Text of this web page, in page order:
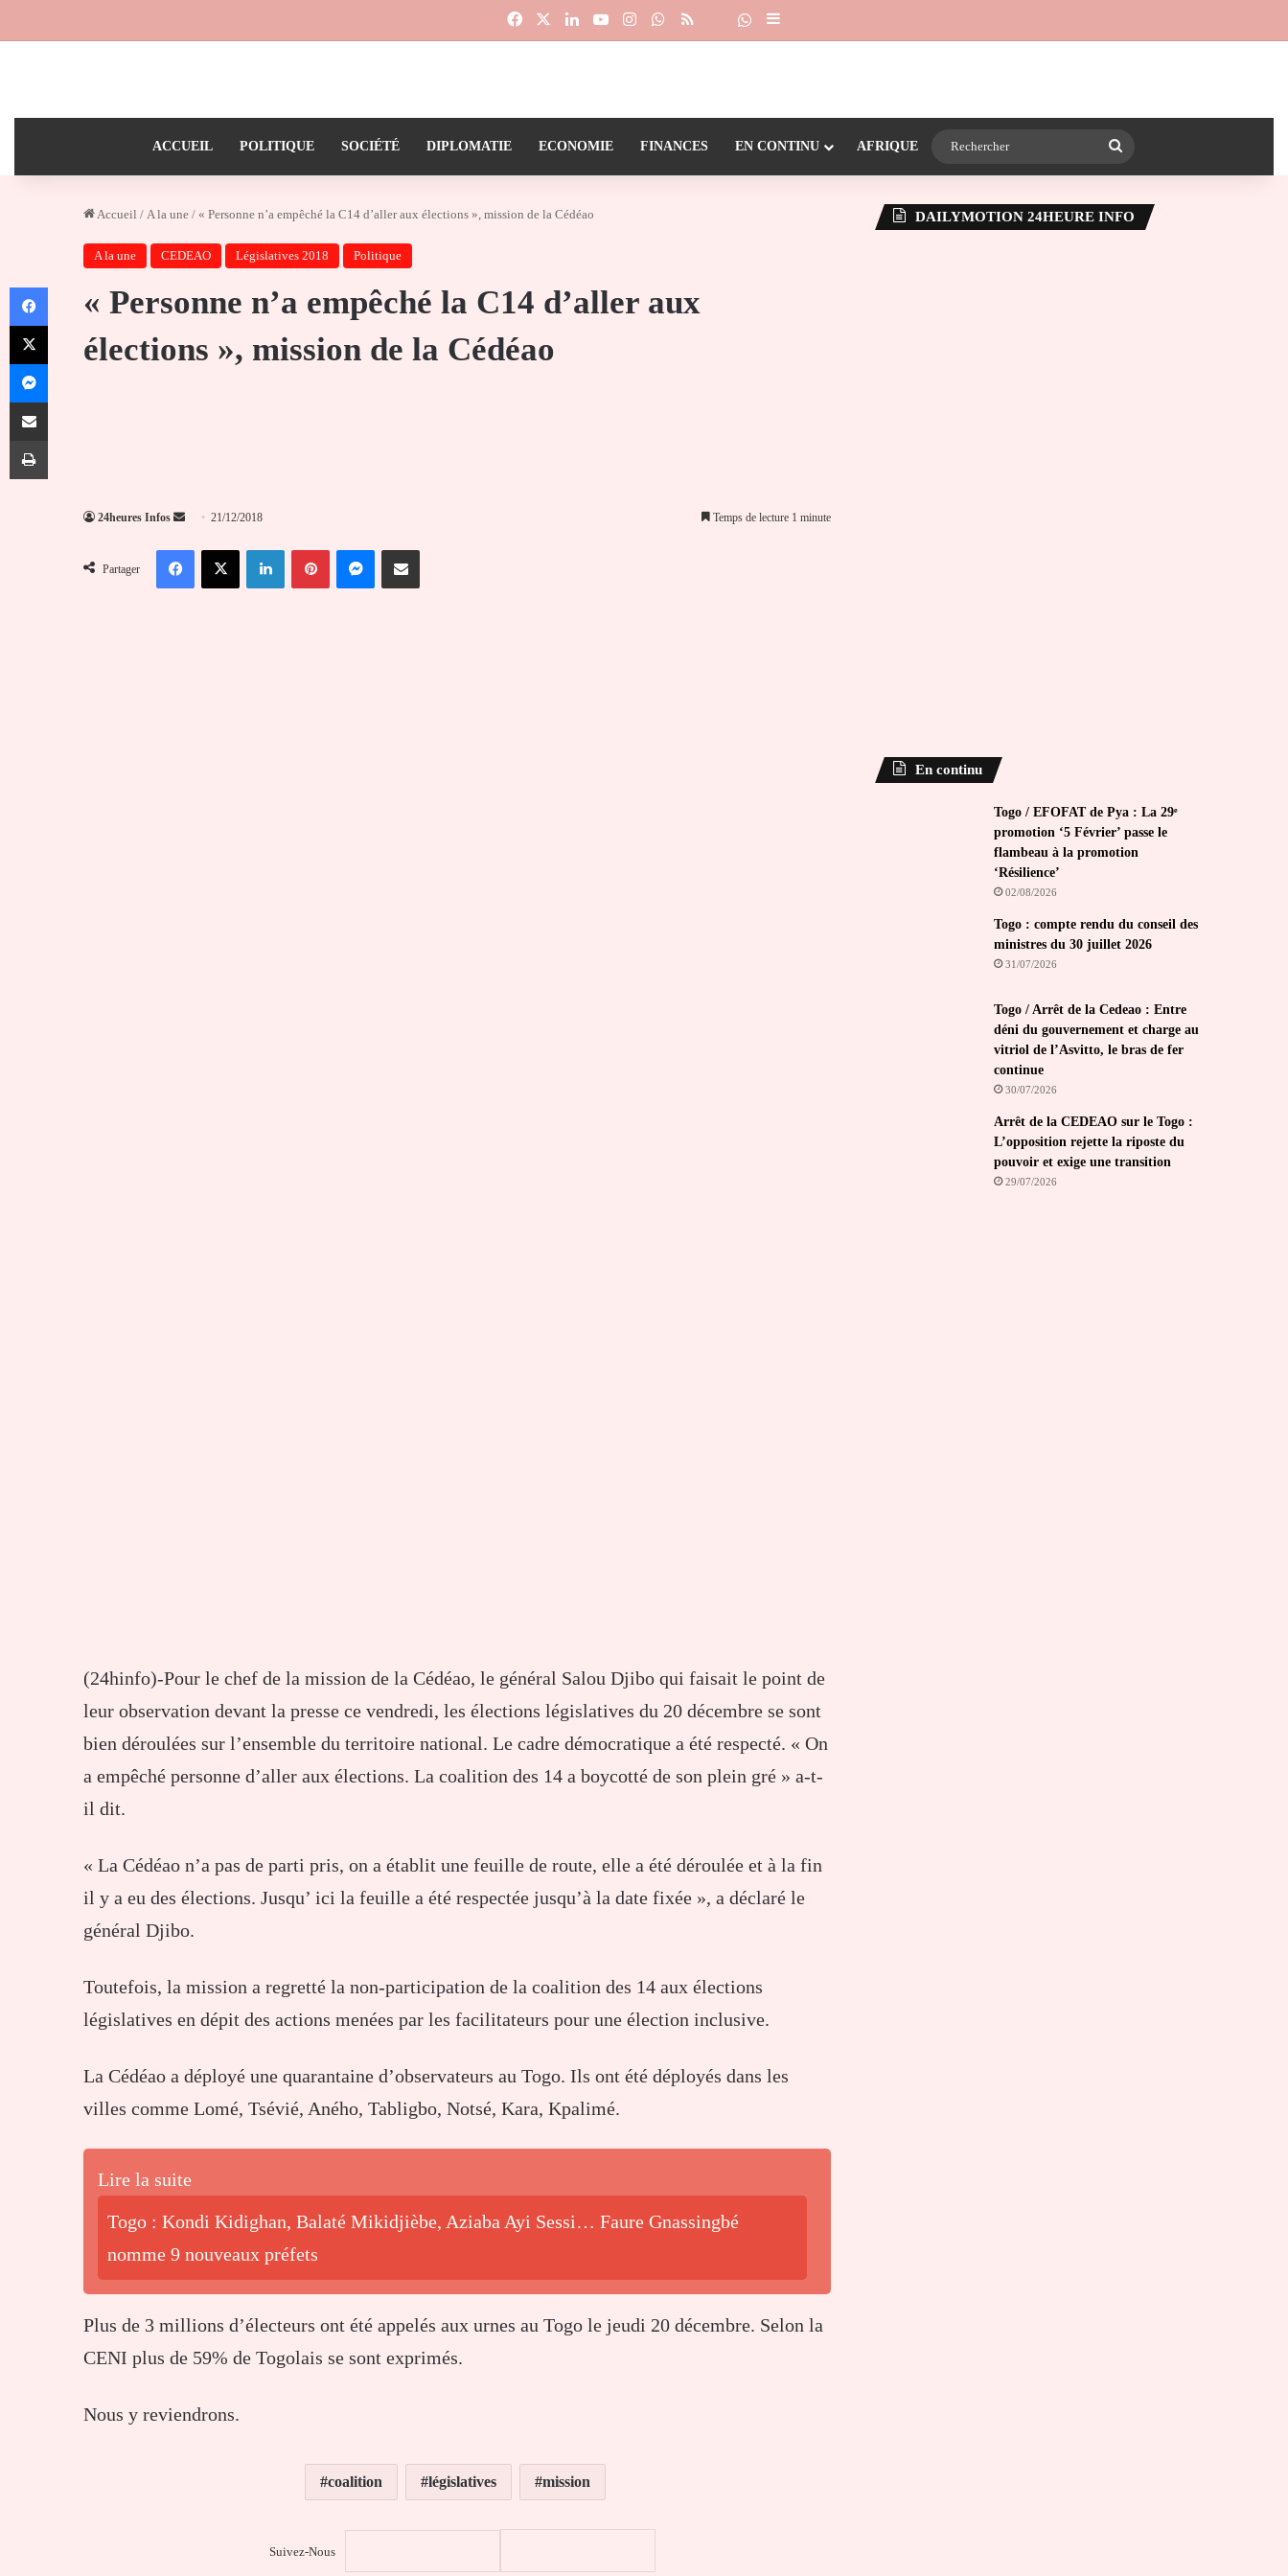
FacebookLinkedinYouTubeInstagramWhatsApp
RSS Dailymotion
Suivre la chaîne 24heureinfo sur WhatsApp
Sidebar (barre latérale)
ACCUEIL POLITIQUE SOCIÉTÉ DIPLOMATIE ECONOMIE FINANCES EN CONTINU AFRIQUE
Accueil / A la une / « Personne n’a empêché la C14 d’aller aux élections », mission de la Cédéao
A la une CEDEAO Législatives 2018 Politique
« Personne n’a empêché la C14 d’aller aux
élections », mission de la Cédéao
24heures Infos
Envoyer
courriel
21/12/2018 Temps de lecture 1 minute
Partager
FacebookX LinkedinPinterestMessengerPartager par email
(24hinfo)-Pour le chef de la mission de la Cédéao, le général Salou Djibo qui faisait le point de
leur observation devant la presse ce vendredi, les élections législatives du 20 décembre se sont
bien déroulées sur l’ensemble du territoire national. Le cadre démocratique a été respecté. « On
a empêché personne d’aller aux élections. La coalition des 14 a boycotté de son plein gré » a-t-
il dit.
« La Cédéao n’a pas de parti pris, on a établit une feuille de route, elle a été déroulée et à la fin
il y a eu des élections. Jusqu’ ici la feuille a été respectée jusqu’à la date fixée », a déclaré le
général Djibo.
Toutefois, la mission a regretté la non-participation de la coalition des 14 aux élections
législatives en dépit des actions menées par les facilitateurs pour une élection inclusive.
La Cédéao a déployé une quarantaine d’observateurs au Togo. Ils ont été déployés dans les
villes comme Lomé, Tsévié, Aného, Tabligbo, Notsé, Kara, Kpalimé.
Lire la suite
Togo : Kondi Kidighan, Balaté Mikidjièbe, Aziaba Ayi Sessi… Faure Gnassingbé
nomme 9 nouveaux préfets
Plus de 3 millions d’électeurs ont été appelés aux urnes au Togo le jeudi 20 décembre. Selon la
CENI plus de 59% de Togolais se sont exprimés.
Nous y reviendrons.
coalition législatives mission
Suivez-Nous
DAILYMOTION 24HEURE INFO
En continu
Togo / EFOFAT de Pya : La 29ᵉ
promotion ‘5 Février’ passe le
flambeau à la promotion
‘Résilience’
02/08/2026
Togo : compte rendu du conseil des
ministres du 30 juillet 2026
31/07/2026
Togo / Arrêt de la Cedeao : Entre
déni du gouvernement et charge au
vitriol de l’Asvitto, le bras de fer
continue
30/07/2026
Arrêt de la CEDEAO sur le Togo :
L’opposition rejette la riposte du
pouvoir et exige une transition
29/07/2026
Facebook
X
Messenger
Partager par email